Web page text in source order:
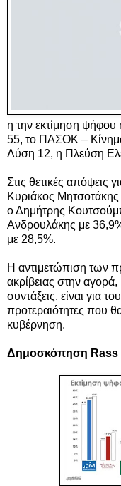
η την εκτίμηση
55, το ΠΑΣΟΚ –
Λύση 12, η Πλεύση
Στις θετικές απόψεις
Κυριάκος Μητσοτάκης
ο Δημήτρης
Ανδρουλάκης με 36,9%
με 28,5%.
Η αντιμετώπιση των
ακρίβειας στην αγορά,
συντάξεις, είναι για
προτεραιότητες που
κυβέρνηση.
Δημοσκόπηση Rass